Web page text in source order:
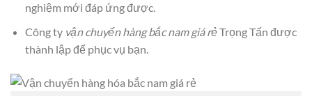
nghiệm mới đáp ứng được.
Công ty vận chuyển hàng bắc nam giá rẻTrọng Tấn được
thành lập để phục vụ bạn.